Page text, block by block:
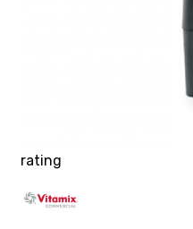
rating